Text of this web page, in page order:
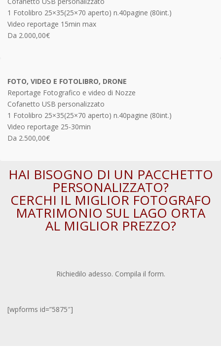
1 Fotolibro 25×35(25×70 aperto) n.40pagine (80int.)
Video reportage 15min max
Da 2.000,00€
FOTO, VIDEO E FOTOLIBRO, DRONE
Reportage Fotografico e video di Nozze
Cofanetto USB personalizzato
1 Fotolibro 25×35(25×70 aperto) n.40pagine (80int.)
Video reportage 25-30min
Da 2.500,00€
HAI BISOGNO DI UN PACCHETTO
PERSONALIZZATO?
CERCHI IL MIGLIOR FOTOGRAFO
MATRIMONIO SUL LAGO ORTA
AL MIGLIOR PREZZO?
Richiedilo adesso. Compila il form.
[wpforms id=”5875″]